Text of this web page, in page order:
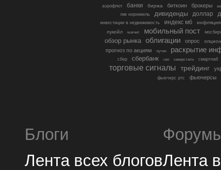
аэрофлот банки биржа биткоин брокеры
гмк норникель
дивиденды доллар
инвестиции в недвижимость индекс мб
инфляция
лукойл
магнит мобильный пост
обзор рынка облигации опрос
прогноз по акциям путин раскрытие
сбер сбербанк сво северсталь смартлаб
торговые сигналы трейдинг
фьючерс ртс фьючерсы
Блоги
Лента всех блоговЛента